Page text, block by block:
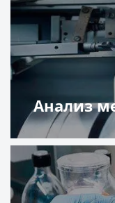
Анализ
Подробнее